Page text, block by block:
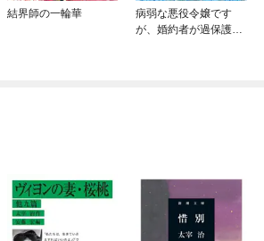
結界師の一輪華
病弱な悪役令嬢です
が、婚約者が過保護す